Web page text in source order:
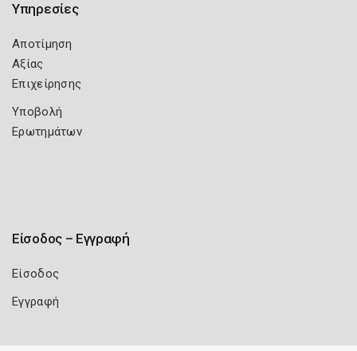
Υπηρεσίες
Αποτίμηση
Αξίας
Επιχείρησης
Υποβολή
Ερωτημάτων
Είσοδος – Εγγραφή
Είσοδος
Εγγραφή